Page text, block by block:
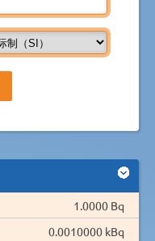
1.0000 Bq
0.0010000 kBq